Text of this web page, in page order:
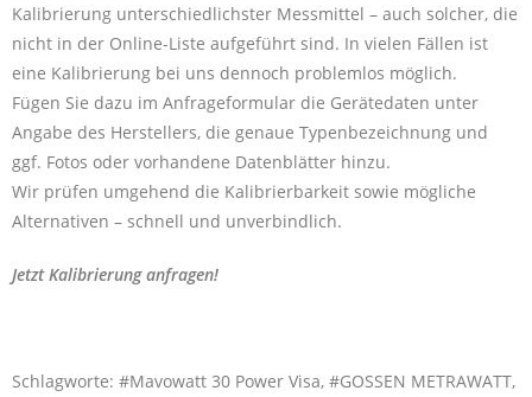
Kalibrierung unterschiedlichster Messmittel – auch solcher, die
nicht in der Online-Liste aufgeführt sind. In vielen Fällen ist
eine Kalibrierung bei uns dennoch problemlos möglich.
Fügen Sie dazu im Anfrageformular die Gerätedaten unter
Angabe des Herstellers, die genaue Typenbezeichnung und
ggf. Fotos oder vorhandene Datenblätter hinzu.
Wir prüfen umgehend die Kalibrierbarkeit sowie mögliche
Alternativen – schnell und unverbindlich.
Jetzt Kalibrierung anfragen!
Schlagworte: #Mavowatt 30 Power Visa, #GOSSEN METRAWATT,